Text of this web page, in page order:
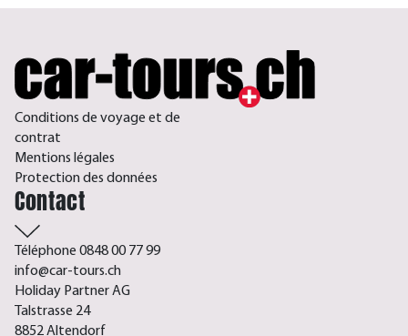
Conditions de voyage et de
contrat
Mentions légales
Protection des données
Contact
Téléphone 0848 00 77 99
info@car-tours.ch
Holiday Partner AG
Talstrasse 24
8852 Altendorf